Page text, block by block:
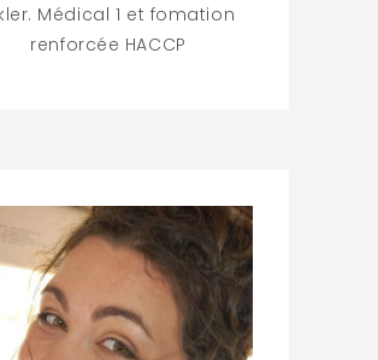
Médical 1 et fomation
renforcée HACCP